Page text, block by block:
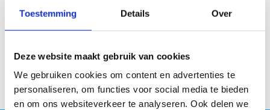
Toestemming Details Over
Deze website maakt gebruik van cookies
We gebruiken cookies om content en advertenties te
personaliseren, om functies voor social media te bieden
en om ons websiteverkeer te analyseren. Ook delen we